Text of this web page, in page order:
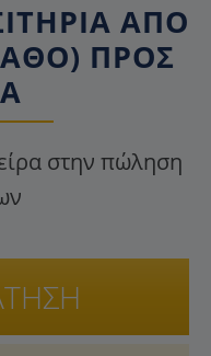
ΑΠΌ
ΠΡΟΣ
στην πώληση